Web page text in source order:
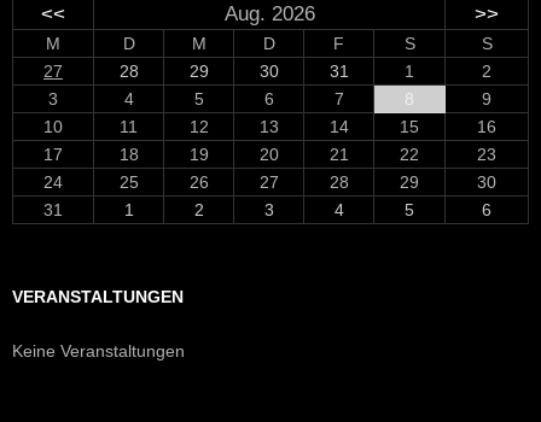
<< Aug. 2026 >>
M D M D F S
S
27
28 29 30 31 1
2
3
4 5 6 7 8
9
10
11 12 13 14 15
16
17
18 19 20 21 22
23
24
25 26 27 28 29
30
31
1 2 3 4 5 6
VERANSTALTUNGEN
Keine Veranstaltungen